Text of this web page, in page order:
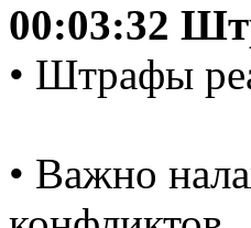
00:03:32
• Штрафы
• Важно